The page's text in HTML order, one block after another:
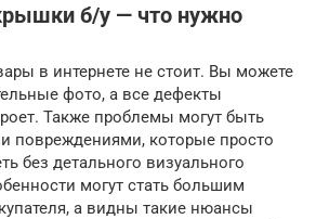
б/у — что нужно
в интернете не стоит. Вы можете
фото, а все дефекты
Также проблемы могут быть
повреждениями, которые просто
без детального визуального
могут стать большим
а видны такие нюансы